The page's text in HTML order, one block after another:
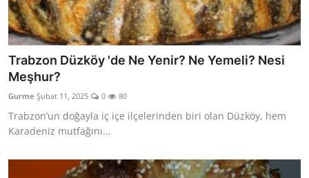
Trabzon Düzköy 'de Ne Yenir? Ne Yemeli? Nesi
Meşhur?
Gurme Şubat 11, 2025 0 80
Trabzon’un doğayla iç içe ilçelerinden biri olan Düzköy, hem
Karadeniz mutfağını...